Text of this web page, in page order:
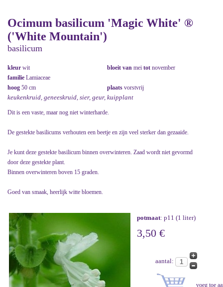
Ocimum basilicum 'Magic White' ®
('White Mountain')
basilicum
kleur wit bloeit van mei tot november
familie Lamiaceae
hoog 50 cm plaats vorstvrij
keukenkruid, geneeskruid, sier, geur, kuipplant
Dit is een vaste, maar nog niet winterharde.
De gestekte basilicums verhouten een beetje en zijn veel sterker dan gezaaide.
Je kunt deze gestekte basilicum binnen overwinteren. Zaad wordt niet gevormd
door deze gestekte plant.
Binnen overwinteren boven 15 graden.
Goed van smaak, heerlijk witte bloemen.
potmaat: p11 (1 liter)
3,50 €
aantal: